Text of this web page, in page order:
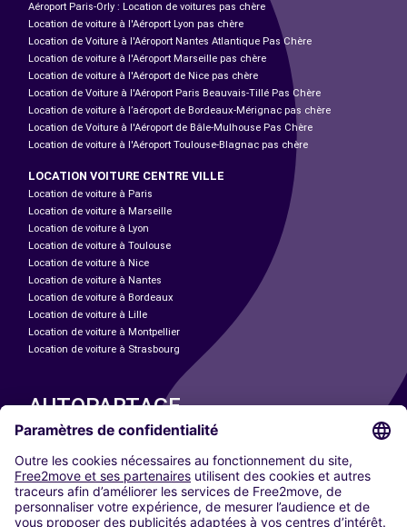
Aéroport Paris-Orly : Location de voitures pas chère
Location de voiture à l'Aéroport Lyon pas chère
Location de Voiture à l'Aéroport Nantes Atlantique Pas Chère
Location de voiture à l'Aéroport Marseille pas chère
Location de voiture à l'Aéroport de Nice pas chère
Location de Voiture à l'Aéroport Paris Beauvais-Tillé Pas Chère
Location de voiture à l’aéroport de Bordeaux-Mérignac pas chère
Location de Voiture à l'Aéroport de Bâle-Mulhouse Pas Chère
Location de voiture à l'Aéroport Toulouse-Blagnac pas chère
LOCATION VOITURE CENTRE VILLE
Location de voiture à Paris
Location de voiture à Marseille
Location de voiture à Lyon
Location de voiture à Toulouse
Location de voiture à Nice
Location de voiture à Nantes
Location de voiture à Bordeaux
Location de voiture à Lille
Location de voiture à Montpellier
Location de voiture à Strasbourg
AUTOPARTAGE
Paris
Madrid
Washington DC
Milan